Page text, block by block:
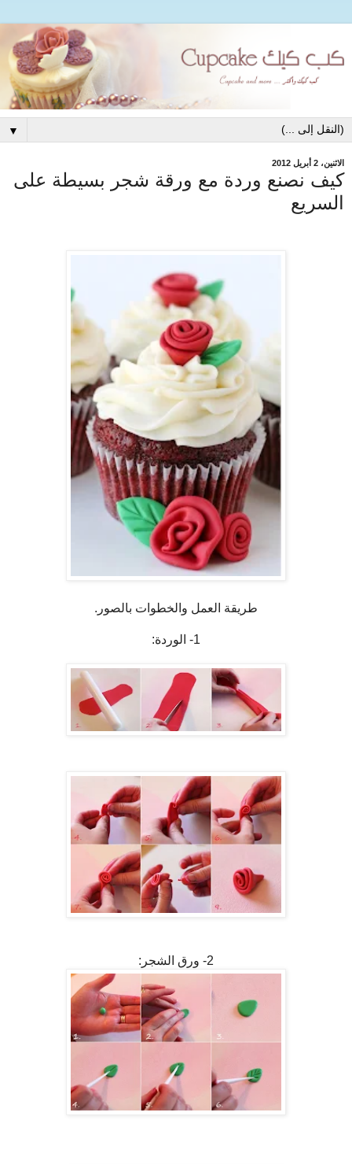
▼
الاثنين، 2 أبريل 2012
كيف نصنع وردة مع ورقة شجر بسيطة على
السريع
طريقة العمل والخطوات بالصور.
1- الوردة:
2- ورق الشجر: